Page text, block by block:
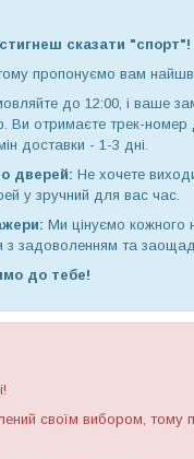
сказати "спорт"!
пропонуємо вам
до 12:00, і ваше
Ви отримаєте трек-
доставки - 1-3 дні.
дверей: Не хочете
у зручний для вас час.
Ми цінуємо кожного
з задоволенням та
до тебе!
своїм вибором, тому